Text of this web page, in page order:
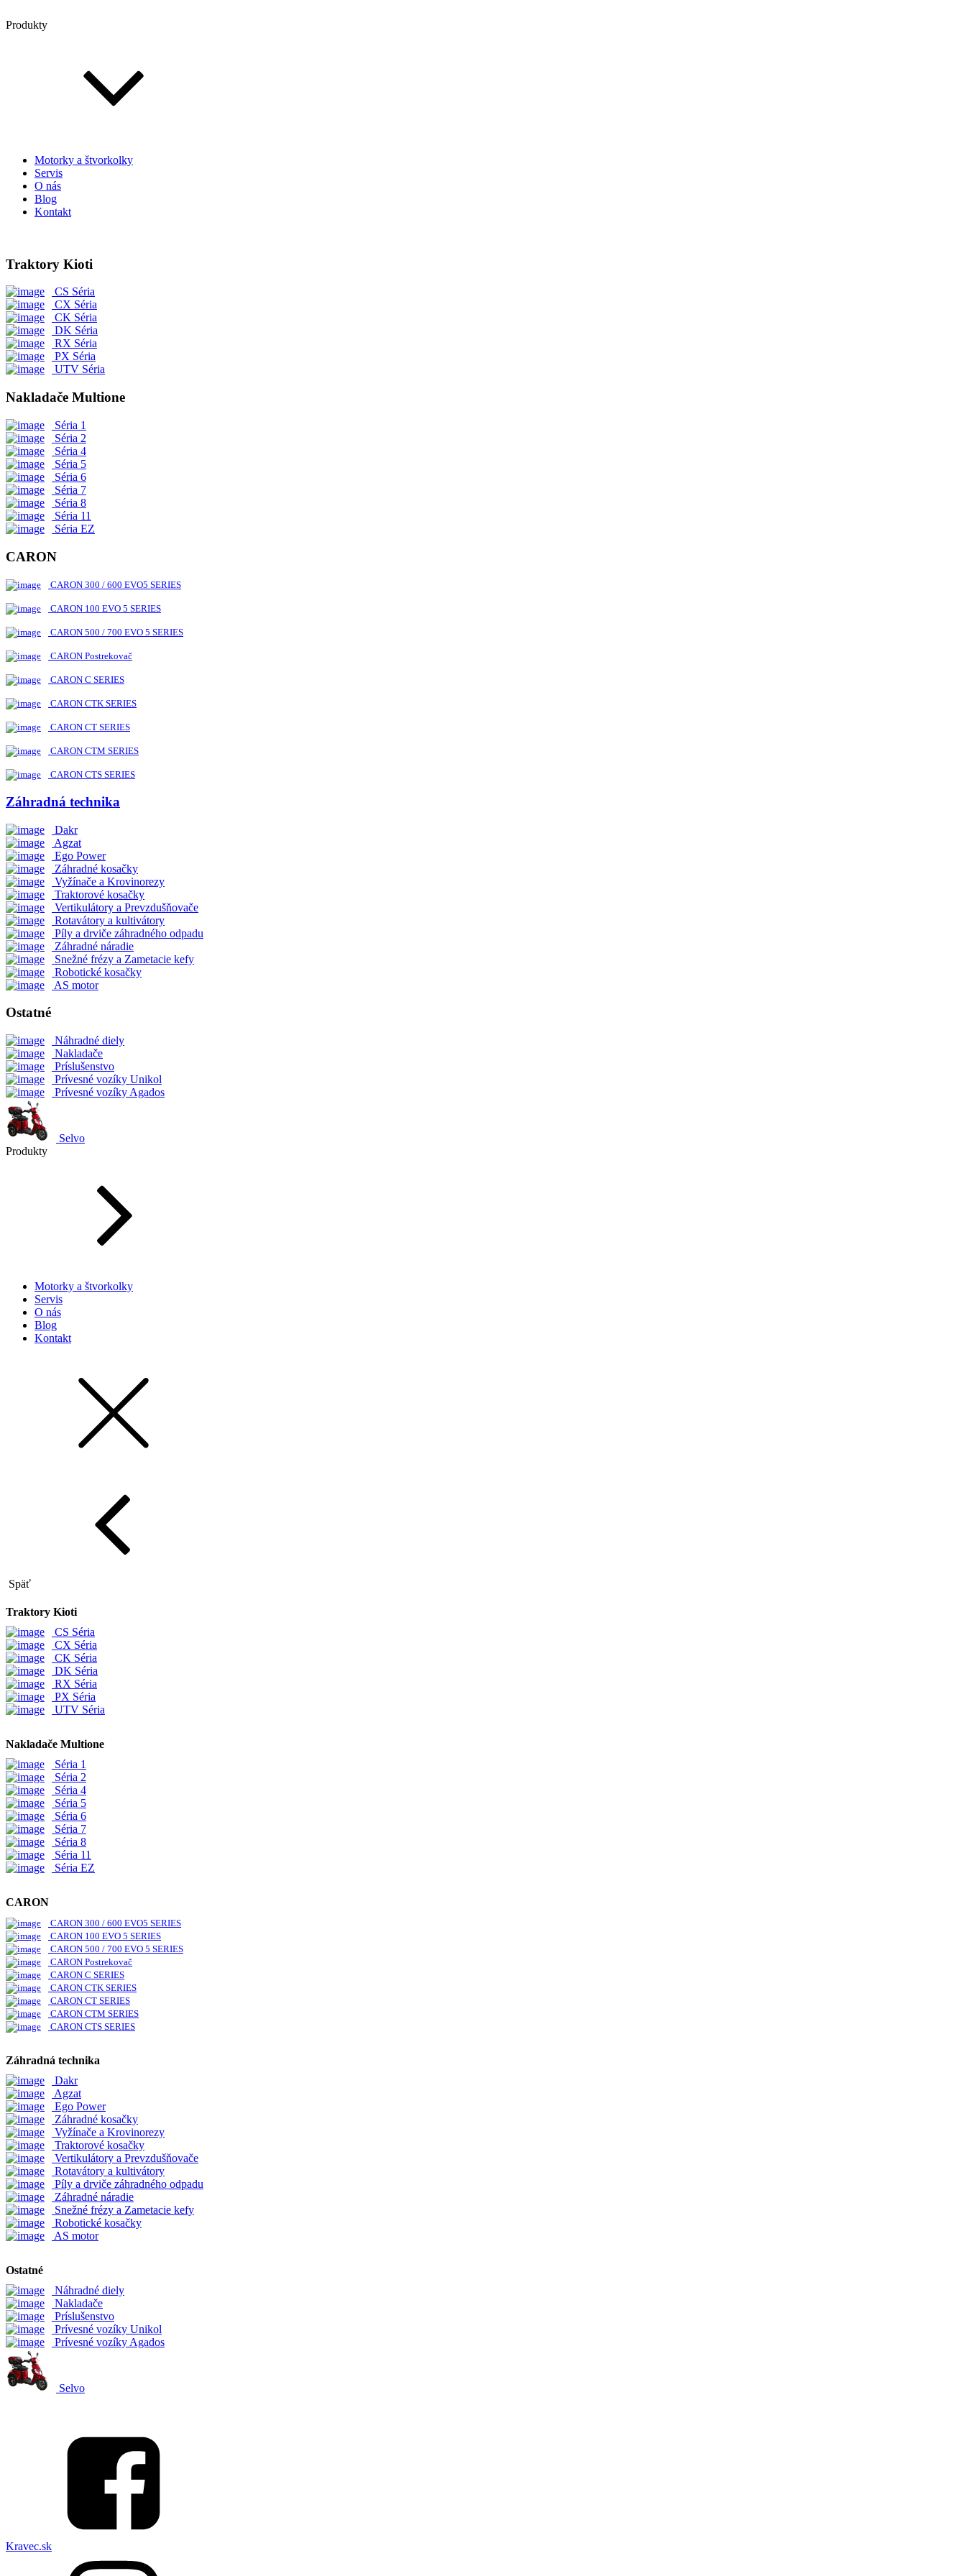
Produkty
Motorky a štvorkolky
Servis
O nás
Blog
Kontakt
Traktory Kioti
CS Séria
CX Séria
CK Séria
DK Séria
RX Séria
PX Séria
UTV Séria
Nakladače Multione
Séria 1
Séria 2
Séria 4
Séria 5
Séria 6
Séria 7
Séria 8
Séria 11
Séria EZ
CARON
CARON 300 / 600 EVO5 SERIES
CARON 100 EVO 5 SERIES
CARON 500 / 700 EVO 5 SERIES
CARON Postrekovač
CARON C SERIES
CARON CTK SERIES
CARON CT SERIES
CARON CTM SERIES
CARON CTS SERIES
Záhradná technika
Dakr
Agzat
Ego Power
Záhradné kosačky
Vyžínače a Krovinorezy
Traktorové kosačky
Vertikulátory a Prevzdušňovače
Rotavátory a kultivátory
Píly a drviče záhradného odpadu
Záhradné náradie
Snežné frézy a Zametacie kefy
Robotické kosačky
AS motor
Ostatné
Náhradné diely
Nakladače
Príslušenstvo
Prívesné vozíky Unikol
Prívesné vozíky Agados
Selvo
Produkty
Motorky a štvorkolky
Servis
O nás
Blog
Kontakt
Späť
Traktory Kioti
CS Séria
CX Séria
CK Séria
DK Séria
RX Séria
PX Séria
UTV Séria
Nakladače Multione
Séria 1
Séria 2
Séria 4
Séria 5
Séria 6
Séria 7
Séria 8
Séria 11
Séria EZ
CARON
CARON 300 / 600 EVO5 SERIES
CARON 100 EVO 5 SERIES
CARON 500 / 700 EVO 5 SERIES
CARON Postrekovač
CARON C SERIES
CARON CTK SERIES
CARON CT SERIES
CARON CTM SERIES
CARON CTS SERIES
Záhradná technika
Dakr
Agzat
Ego Power
Záhradné kosačky
Vyžínače a Krovinorezy
Traktorové kosačky
Vertikulátory a Prevzdušňovače
Rotavátory a kultivátory
Píly a drviče záhradného odpadu
Záhradné náradie
Snežné frézy a Zametacie kefy
Robotické kosačky
AS motor
Ostatné
Náhradné diely
Nakladače
Príslušenstvo
Prívesné vozíky Unikol
Prívesné vozíky Agados
Selvo
Kravec.sk